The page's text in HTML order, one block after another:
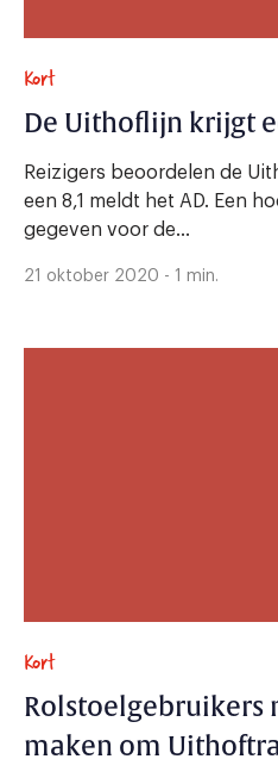
Kort
De Uithoflijn krijgt
Reizigers beoordelen de
een 8,1 meldt het AD. Een
gegeven voor de...
21 oktober 2020 - 1 min.
Kort
Rolstoelgebruikers
maken om